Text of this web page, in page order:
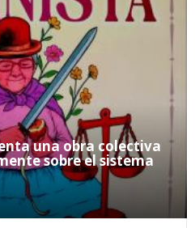
una obra colectiva
sobre el sistema